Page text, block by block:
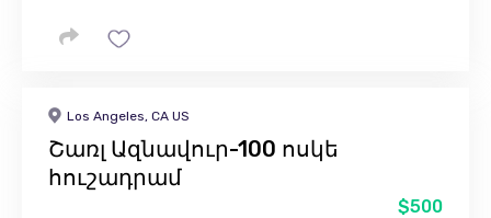
Los Angeles, CA US
Շառլ Ազնավուր-100 ոսկե
հուշադրամ
$500